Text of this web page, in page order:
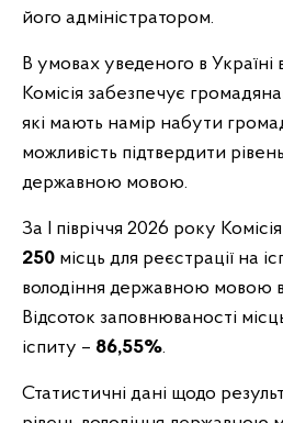
його адміністратором.
В умовах уведеного в Україні
Комісія забезпечує
які мають намір набути
можливість підтвердити
державною мовою.
За І півріччя 2026 року
250 місць для реєстрації на
володіння державною мовою
Відсоток заповнюваності
іспиту – 86,55%.
Статистичні дані щодо